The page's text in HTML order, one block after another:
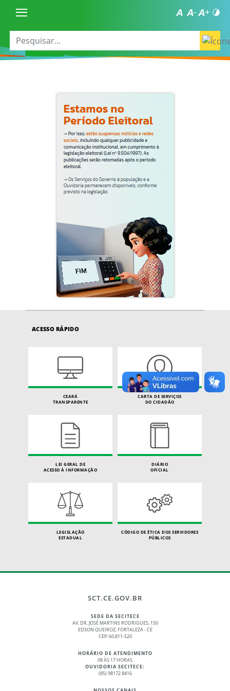
ACESSO RÁPIDO
CEARÁ
TRANSPARENTE
CARTA DE SERVIÇOS
DO CIDADÃO
LEI GERAL DE
ACESSO À INFORMAÇÃO
DIÁRIO
OFICIAL
LEGISLAÇÃO
ESTADUAL
CÓDIGO DE ÉTICA DOS SERVIDORES
PÚBLICOS
SCT.CE.GOV.BR
SEDE DA SECITECE
AV. DR. JOSÉ MARTINS RODRIGUES, 150
EDSON QUEIROZ, FORTALEZA - CE
CEP: 60.811-520
HORÁRIO DE ATENDIMENTO
08 ÀS 17 HORAS
OUVIDORIA SECITECE:
(85) 98172 8416